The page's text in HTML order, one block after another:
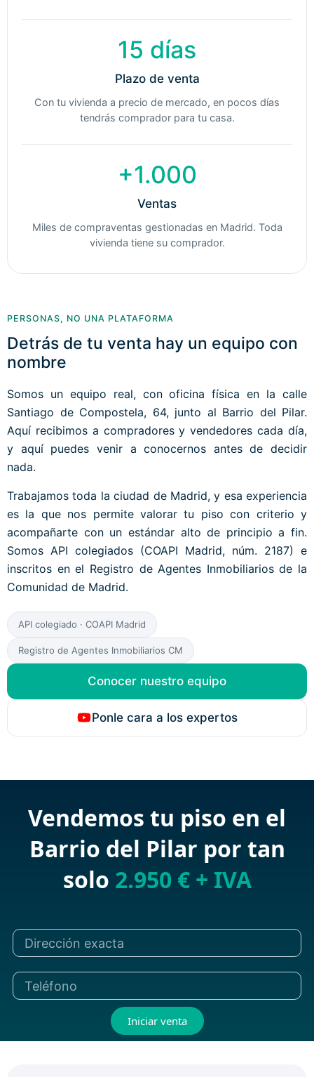
15 días
Plazo de venta
Con tu vivienda a precio de mercado, en pocos días
tendrás comprador para tu casa.
+1.000
Ventas
Miles de compraventas gestionadas en Madrid. Toda
vivienda tiene su comprador.
PERSONAS, NO UNA PLATAFORMA
Detrás de tu venta hay un equipo con
nombre
Somos un equipo real, con oficina física en la calle
Santiago de Compostela, 64, junto al Barrio del Pilar.
Aquí recibimos a compradores y vendedores cada día,
y aquí puedes venir a conocernos antes de decidir
nada.
Trabajamos toda la ciudad de Madrid, y esa experiencia
es la que nos permite valorar tu piso con criterio y
acompañarte con un estándar alto de principio a fin.
Somos API colegiados (COAPI Madrid, núm. 2187) e
inscritos en el Registro de Agentes Inmobiliarios de la
Comunidad de Madrid.
API colegiado · COAPI Madrid
Registro de Agentes Inmobiliarios CM
Conocer nuestro equipo
Ponle cara a los expertos
Vendemos tu piso en el
Barrio del Pilar por tan
solo 2.950 € + IVA
Iniciar venta